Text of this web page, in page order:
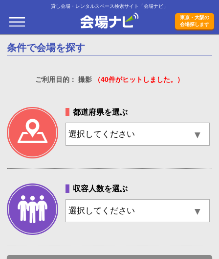
貸し会場・レンタルスペース検索サイト「会場ナビ」
東京・大阪の
会場探します
条件で会場を探す
ご利用目的： 撮影 （40件がヒットしました。）
都道府県を選ぶ
収容人数を選ぶ